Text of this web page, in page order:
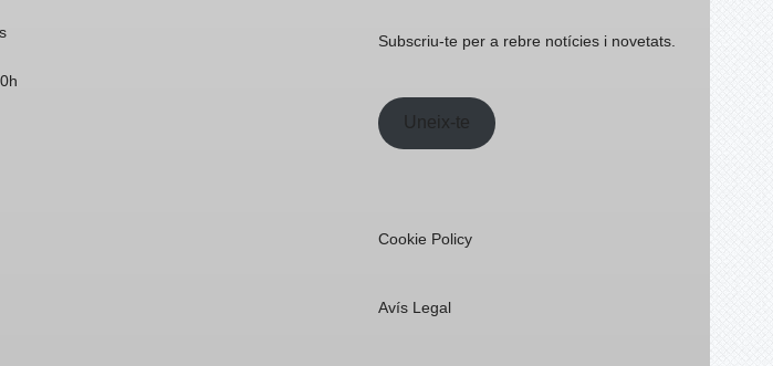
Subscriu-te per a rebre notícies i novetats.
Uneix-te
Cookie Policy
Avís Legal